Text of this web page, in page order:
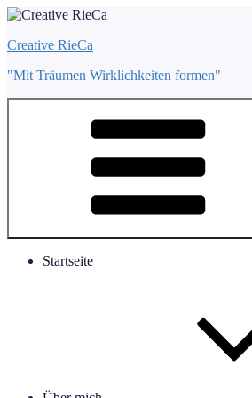
Zum
springen
Creative RieCa
"Mit Träumen Wirklichkeiten formen"
Startseite